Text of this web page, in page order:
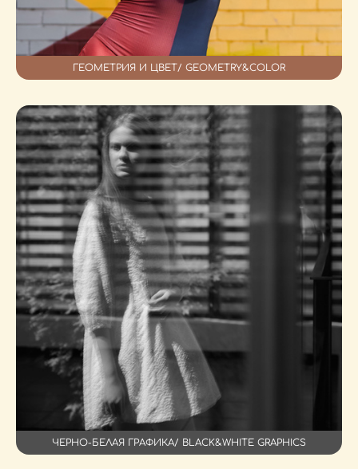
ГЕОМЕТРИЯ И ЦВЕТ/ GEOMETRY&COLOR
ЧЕРНО-БЕЛАЯ ГРАФИКА/ BLACK&WHITE GRAPHICS